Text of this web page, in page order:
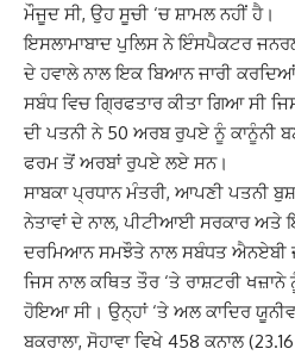
ਮੌਜੂਦ ਸੀ, ਉਹ ਸੂਚੀ ‘ਚ ਸ਼ਾਮਲ ਨਹੀਂ ਹੈ।
ਇਸਲਾਮਾਬਾਦ ਪੁਲਿਸ ਨੇ ਇੰਸਪੈਕਟਰ
ਦੇ ਹਵਾਲੇ ਨਾਲ ਇਕ ਬਿਆਨ ਜਾਰੀ
ਸਬੰਧ ਵਿਚ ਗ੍ਰਿਫਤਾਰ ਕੀਤਾ ਗਿਆ ਸੀ
ਦੀ ਪਤਨੀ ਨੇ 50 ਅਰਬ ਰੁਪਏ ਨੂੰ
ਫਰਮ ਤੋਂ ਅਰਬਾਂ ਰੁਪਏ ਲਏ ਸਨ।
ਸਾਬਕਾ ਪ੍ਰਧਾਨ ਮੰਤਰੀ, ਆਪਣੀ ਪਤਨੀ
ਨੇਤਾਵਾਂ ਦੇ ਨਾਲ, ਪੀਟੀਆਈ ਸਰਕਾਰ ਅਤੇ
ਦਰਮਿਆਨ ਸਮਝੌਤੇ ਨਾਲ ਸਬੰਧਤ ਐਨਏਬੀ
ਜਿਸ ਨਾਲ ਕਥਿਤ ਤੌਰ ‘ਤੇ ਰਾਸ਼ਟਰੀ
ਹੋਇਆ ਸੀ। ਉਨ੍ਹਾਂ ‘ਤੇ ਅਲ ਕਾਦਿਰ
ਬਕਰਾਲਾ, ਸੋਹਾਵਾ ਵਿਖੇ 458 ਕਨਾਲ